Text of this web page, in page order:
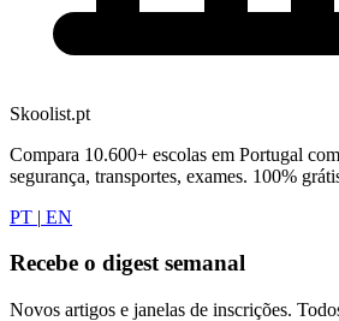
Skoolist.pt
Compara 10.600+ escolas em Portugal
segurança, transportes, exames. 100%
PT | EN
Recebe o digest semanal
Novos artigos e janelas de inscrições.